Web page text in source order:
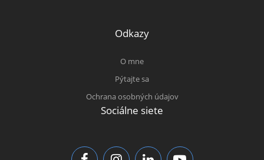
Odkazy
O mne
Pýtajte sa
Ochrana osobných údajov
Sociálne siete